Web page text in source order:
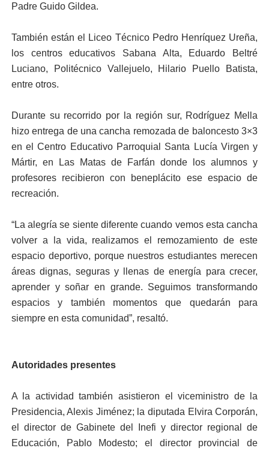
Padre Guido Gildea.
También están el Liceo Técnico Pedro Henríquez Ureña,
los centros educativos Sabana Alta, Eduardo Beltré
Luciano, Politécnico Vallejuelo, Hilario Puello Batista,
entre otros.
Durante su recorrido por la región sur, Rodríguez Mella
hizo entrega de una cancha remozada de baloncesto 3×3
en el Centro Educativo Parroquial Santa Lucía Virgen y
Mártir, en Las Matas de Farfán donde los alumnos y
profesores recibieron con beneplácito ese espacio de
recreación.
“La alegría se siente diferente cuando vemos esta cancha
volver a la vida, realizamos el remozamiento de este
espacio deportivo, porque nuestros estudiantes merecen
áreas dignas, seguras y llenas de energía para crecer,
aprender y soñar en grande. Seguimos transformando
espacios y también momentos que quedarán para
siempre en esta comunidad”, resaltó.
Autoridades presentes
A la actividad también asistieron el viceministro de la
Presidencia, Alexis Jiménez; la diputada Elvira Corporán,
el director de Gabinete del Inefi y director regional de
Educación, Pablo Modesto; el director provincial de